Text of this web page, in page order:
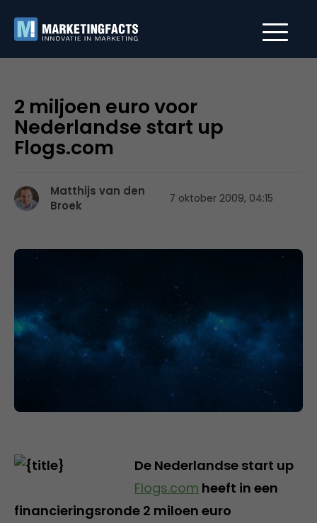
2 miljoen euro voor
Nederlandse start up
Flogs.com
Matthijs van den
Broek
7 oktober 2009, 04:15
De Nederlandse start up
Flogs.com heeft in een
financieringsronde 2 miloen euro